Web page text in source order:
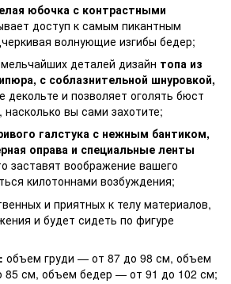
юбочка с контрастными
доступ к самым пикантным
волнующие изгибы бедер;
деталей дизайн топа из
с соблазнительной шнуровкой,
декольте и позволяет оголять бюст
насколько вы сами захотите;
галстука с нежным бантиком,
оправа и специальные ленты
заставят воображение вашего
килотоннами возбуждения;
и приятных к телу материалов,
и будет сидеть по фигуре
объем груди — от 87 до 98 см, объем
85 см, объем бедер — от 91 до 102 см;